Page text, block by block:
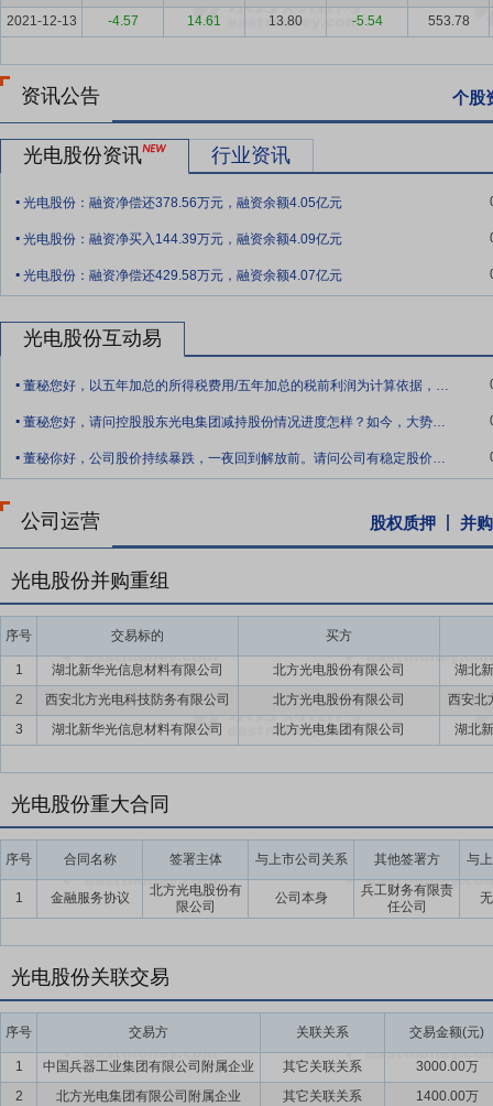
要点7：专业积淀奠定根基
西光防务参与陆军主战装备研制生产20
企业，覆盖多型号族群化发展，代表产品多次亮相国家级阅兵及防务
内领先地位，技术覆盖激光制导及其拓展领域；光电信息装备深度应
淀为基础，已掌握从配方、熔炼、成型、退火、二次压型、冷加工、
要点8： 拥有稳定客户资源
军品方面，西光防务作为兵器集团旗下
面，积极应对智能驾驶、智能可穿戴、智能家居、光通信等高增长民
头部终端应用交流合作，不断拓展头部客户。
要点9：产业布局形成多元网络
公司深耕光电领域，面向军用和民用
器系统、精确制导导引头、光电信息装备、光电材料与元器件四大产
红外玻璃）、精密元件（镜头、精密模压），支撑全产业链自主可控
息化刚需，从直接列装的主战武器系统，到覆盖炮弹、导弹、炸弹的
到装备的军民领域双向赋能的产业布局，具备战略纵深。
要点10：产业生产链条完整
西光防务拥有完整研发生产链，涵盖从
数字化柔性装调产线扩产、实现电子部件柔性互连，具备适应多品种
格质量控制，以及产品研发设计、原材料选用、工艺优化等方面的综
要点11：研发架构形成体系化
公司装备研发中心下设总体技术、导
火控平显、侦察摄录等，提升装备信息化水平；覆盖侦察、感知、决
领域技术链。拥有产品研发重点实验室9个。报告期内，深化产研融
兴）与公司校企携手共建联合研发中心。新华光公司拥有湖北省企业
台。
要点12：汇聚优秀人才资源
公司坚持业绩至上的人才发展理念，为
梯队合理的员工队伍，专业配置全面。公司在西安、襄阳分别建立了
能大师工作室成功入选陕西省技能大师工作室。
要点13：市场品牌形象稳健
我国最大的光学玻璃生产基地之一、高新技术企业、知识产权示范企
家标准的主要起草者；报告期内顺利通过2025年专精特新“小巨人”企
形象，报告期内获得中国上市公司协会“上市公司投资者关系管理最佳
级评价”“董事会办公室（证券部）优秀实践”。
万元，强化产业根基，为产业链生态注入动能。2024年12月，基于
股东光电集团及其一致行动人中兵投资增持公司股份1亿元的增持计
10,001.85万元，向资本市场传递控股股东对公司发展前景的坚定信
资，并将资金注入两大核心子公司用于募投项目建设，为企业资本实
2021-12-13
-4.57 14.61 13.80 -5.54 553.78
资讯公告 个股
光电股份资讯 行业资讯
. 光电股份：融资净偿还378.56万元，融资余额4.05亿元
. 光电股份：融资净买入144.39万元，融资余额4.09亿元
. 光电股份：融资净偿还429.58万元，融资余额4.07亿元
光电股份互动易
. 董秘您好，以五年加总的所得税费用/五年加总的税前利润为计算依据，我观察发现贵公司
. 董秘您好，请问控股股东光电集团减持股份情况进度怎样？如今，大势动荡暴跌，央企资本
. 董秘你好，公司股价持续暴跌，一夜回到解放前。请问公司有稳定股价市值的措施吗？相比
公司运营 股权质押 并
光电股份并购重组
序号 交易标的 买方
1 湖北新华光信息材料有限公司 北方光电股份有限公司
湖北
2
西安北方光电科技防务有限公司 北方光电股份有限公司
西安北
3
湖北新华光信息材料有限公司 北方光电集团有限公司 湖北
光电股份重大合同
序号 合同名称 签署主体 与上市公司关系 其他签署方 与
1 金融服务协议
北方光电股份有
限公司
公司本身
兵工财务有限责
任公司
光电股份关联交易
序号 交易方 关联关系 交易金额(元)
1 中国兵器工业集团有限公司附属企业 其它关联关系
3000.00万
2
北方光电集团有限公司附属企业 其它关联关系 1400.00万